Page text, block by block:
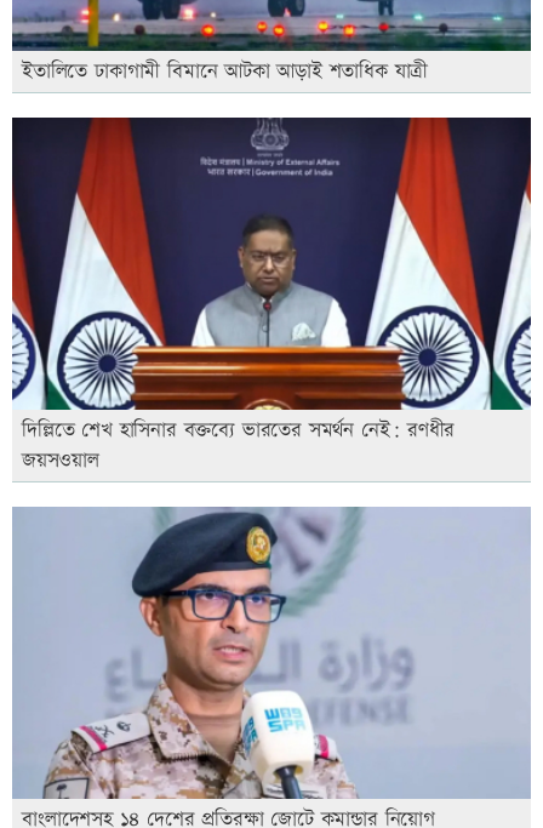
ইতালিতে ঢাকাগামী বিমানে আটকা আড়াই শতাধিক যাত্রী
দিল্লিতে শেখ হাসিনার বক্তব্যে ভারতের সমর্থন নেই: রণধীর
জয়সওয়াল
বাংলাদেশসহ ১৪ দেশের প্রতিরক্ষা জোটে কমান্ডার নিয়োগ